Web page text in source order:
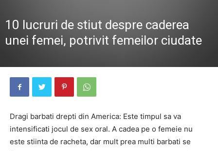
10 lucruri de stiut despre caderea
unei femei, potrivit femeilor ciudate
Dragi barbati drepti din America: Este timpul sa va
intensificati jocul de sex oral. A cadea pe o femeie nu
este stiinta de racheta, dar mult prea multi barbati se